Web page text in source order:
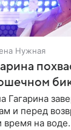
Нужная
Гагарина
и перед
время на